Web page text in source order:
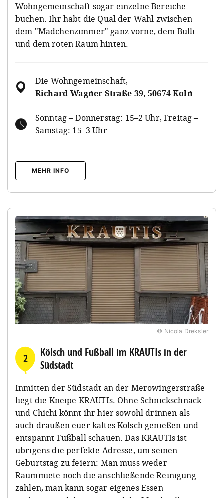
Wohngemeinschaft sogar einzelne Bereiche
buchen. Ihr habt die Qual der Wahl zwischen
dem "Mädchenzimmer" ganz vorne, dem Bulli
und dem roten Raum hinten.
Die Wohngemeinschaft,
Richard-Wagner-Straße 39, 50674 Köln
Sonntag – Donnerstag: 15–2 Uhr, Freitag –
Samstag: 15–3 Uhr
MEHR INFO
© Nicola Dreksler
2
Kölsch und Fußball im KRAUTIs in der
Südstadt
Inmitten der Südstadt an der Merowingerstraße
liegt die Kneipe KRAUTIs. Ohne Schnickschnack
und Chichi könnt ihr hier sowohl drinnen als
auch draußen euer kaltes Kölsch genießen und
entspannt Fußball schauen. Das KRAUTIs ist
übrigens die perfekte Adresse, um seinen
Geburtstag zu feiern: Man muss weder
Raummiete noch die anschließende Reinigung
zahlen, man kann sogar eigenes Essen